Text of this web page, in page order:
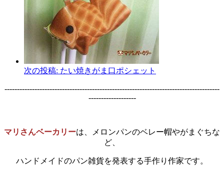
次の投稿: たい焼きがま口ポシェット
--------------------------------------------------------------------------------------
-------------------
マリさんベーカリーは、メロンパンのベレー帽やがまぐちな
ど、
ハンドメイドのパン雑貨を発表する手作り作家です。